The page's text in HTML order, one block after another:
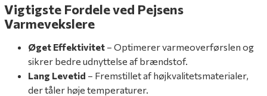
Vigtigste Fordele ved Pejsens
Varmevekslere
Øget Effektivitet – Optimerer varmeoverførslen og
sikrer bedre udnyttelse af brændstof.
Lang Levetid – Fremstillet af højkvalitetsmaterialer,
der tåler høje temperaturer.